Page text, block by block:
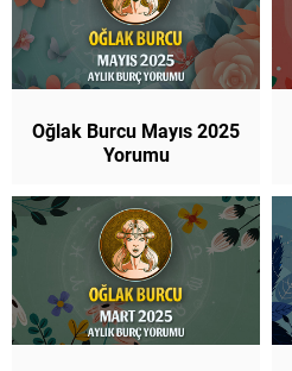
Oğlak Burcu Mayıs 2025
Yorumu